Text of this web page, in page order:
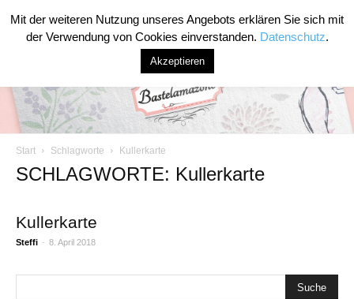
Bastelamazone
Start Schlagworte Kullerkarte
SCHLAGWORTE: Kullerkarte
Kullerkarte
Steffi - 8. April 2018
Mit der weiteren Nutzung unseres Angebots erklären Sie sich mit
der Verwendung von Cookies einverstanden. Datenschutz.
Akzeptieren